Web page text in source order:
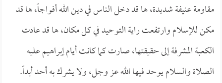
مقاومة عنيفة شديدة، ها قد دخل الناس في دين الله أفواجاً، ها قد
مكن للإسلام وارتفعت راية التوحيد في كل مكان، ها قد عادت
الكعبة المشرفة إلى حقيقتها، صارت كما كانت أيام إبراهيم عليه
الصلاة والسلام يوحد فيها الله عز وجل، ولا يشرك به أحد أبداً.